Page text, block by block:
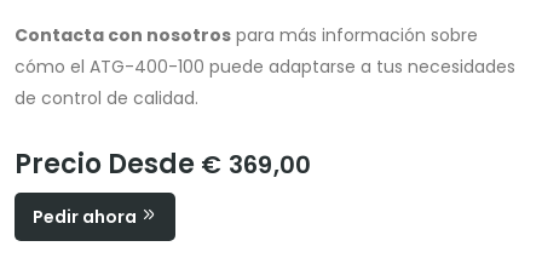
Contacta con nosotros para más información sobre
cómo el ATG-400-100 puede adaptarse a tus necesidades
de control de calidad.
Precio Desde € 369,00
Pedir ahora